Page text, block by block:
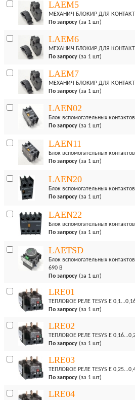
LAEM5
МЕХАНИЧ БЛОКИР ДЛЯ
По запросу (за 1 шт)
LAEM6
МЕХАНИЧ БЛОКИР ДЛЯ
По запросу (за 1 шт)
LAEM7
МЕХАНИЧ БЛОКИР ДЛЯ
По запросу (за 1 шт)
LAEN02
Блок вспомогательных
По запросу (за 1 шт)
LAEN11
Блок вспомогательных
По запросу (за 1 шт)
LAEN20
Блок вспомогательных
По запросу (за 1 шт)
LAEN22
Блок вспомогательных
По запросу (за 1 шт)
LAETSD
Блок вспомогательных
690 В
По запросу (за 1 шт)
LRE01
ТЕПЛОВОЕ РЕЛЕ TESYS E
По запросу (за 1 шт)
LRE02
ТЕПЛОВОЕ РЕЛЕ TESYS E
По запросу (за 1 шт)
LRE03
ТЕПЛОВОЕ РЕЛЕ TESYS E
По запросу (за 1 шт)
LRE04